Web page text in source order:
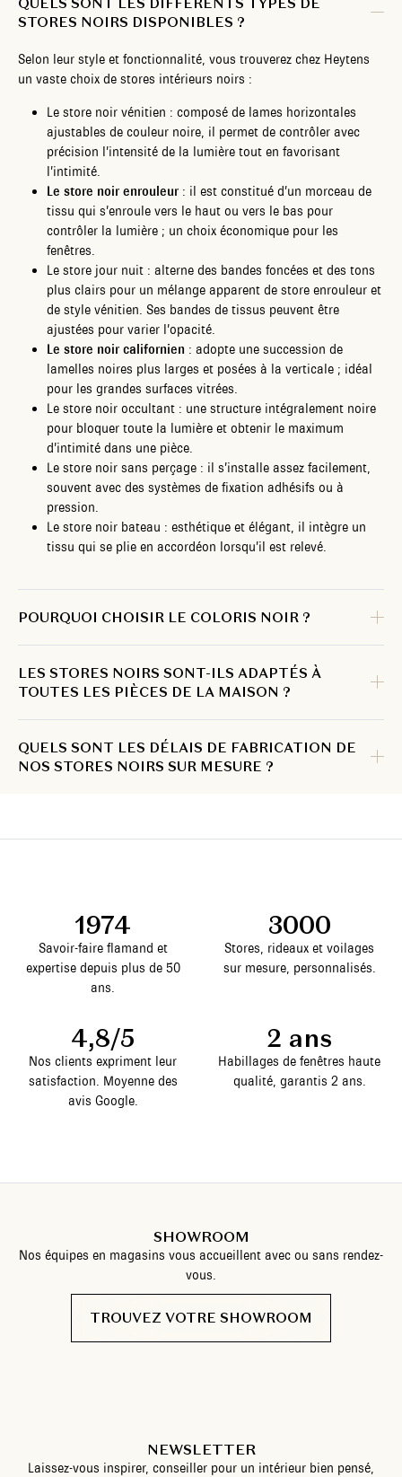
STORES NOIRS DISPONIBLES ?
Selon leur style et fonctionnalité, vous trouverez chez Heytens
un vaste choix de stores intérieurs noirs :
Le store noir vénitien : composé de lames horizontales
ajustables de couleur noire, il permet de contrôler avec
précision l’intensité de la lumière tout en favorisant
l’intimité.
Le store noir enrouleur : il est constitué d’un morceau de
tissu qui s’enroule vers le haut ou vers le bas pour
contrôler la lumière ; un choix économique pour les
fenêtres.
Le store jour nuit : alterne des bandes foncées et des tons
plus clairs pour un mélange apparent de store enrouleur et
de style vénitien. Ses bandes de tissus peuvent être
ajustées pour varier l’opacité.
Le store noir californien : adopte une succession de
lamelles noires plus larges et posées à la verticale ; idéal
pour les grandes surfaces vitrées.
Le store noir occultant : une structure intégralement noire
pour bloquer toute la lumière et obtenir le maximum
d’intimité dans une pièce.
Le store noir sans perçage : il s’installe assez facilement,
souvent avec des systèmes de fixation adhésifs ou à
pression.
Le store noir bateau : esthétique et élégant, il intègre un
tissu qui se plie en accordéon lorsqu’il est relevé.
POURQUOI CHOISIR LE COLORIS NOIR ?
LES STORES NOIRS SONT-ILS ADAPTÉS À
TOUTES LES PIÈCES DE LA MAISON ?
QUELS SONT LES DÉLAIS DE FABRICATION DE
NOS STORES NOIRS SUR MESURE ?
1974
Savoir-faire flamand et
expertise depuis plus de 50
ans.
3000
Stores, rideaux et voilages
sur mesure, personnalisés.
4,8/5
Nos clients expriment leur
satisfaction. Moyenne des
avis Google.
2 ans
Habillages de fenêtres haute
qualité, garantis 2 ans.
SHOWROOM
Nos équipes en magasins vous accueillent avec ou sans rendez-
vous.
TROUVEZ VOTRE SHOWROOM
NEWSLETTER
Laissez-vous inspirer, conseiller pour un intérieur bien pensé,